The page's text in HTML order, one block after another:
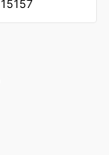
15157